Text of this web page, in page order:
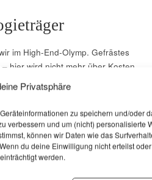
Privatsphäre
zu speichern und/oder
verbessern und um (nicht) personalisierte
können wir Daten wie das
du deine Einwilligung nicht erteilst oder
werden.
im High-End-Olymp. Gefrästes
hier wird nicht mehr über Kosten
aber Insiderberichte bestätigen:
von Magico.
auch schon Zulieferungen von
mackern-Fazit